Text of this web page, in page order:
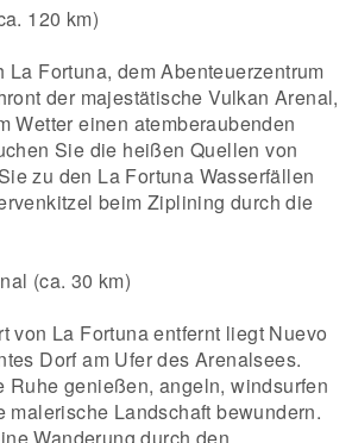
120 km)
La Fortuna, dem Abenteuerzentrum
der majestätische Vulkan Arenal,
Wetter einen atemberaubenden
Sie die heißen Quellen von
zu den La Fortuna Wasserfällen
beim Ziplining durch die
(ca. 30 km)
von La Fortuna entfernt liegt Nuevo
Dorf am Ufer des Arenalsees.
Ruhe genießen, angeln, windsurfen
malerische Landschaft bewundern.
Wanderung durch den